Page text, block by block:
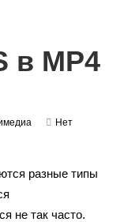
в MP4
Нет
разные типы
не так часто.